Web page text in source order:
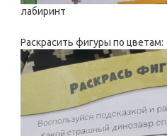
лабиринт
Раскрасить фигуры по цветам: